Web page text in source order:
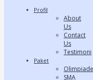
Profil
About
Us
Contact
Us
Testimoni
Paket
Olimpiade
SMA